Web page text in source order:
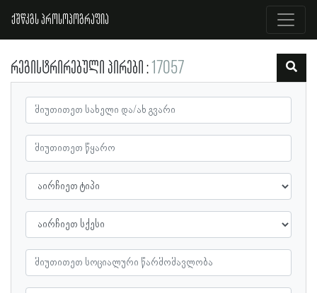
ქშწკგს პროსოპოგრაფია
რეგისტრირებული პირები 17057